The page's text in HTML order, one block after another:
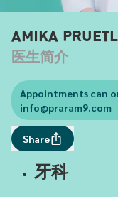
AMIKA
医生简介
Appointments can
info@praram9.com
Share
牙科